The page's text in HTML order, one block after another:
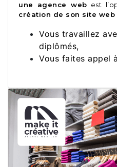
une agence web est
création de son site web
Vous travaillez
diplômés,
Vous faites appel